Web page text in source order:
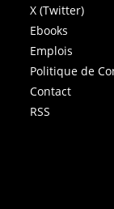
X (Twitter)
Ebooks
Emplois
Politique de
Contact
RSS